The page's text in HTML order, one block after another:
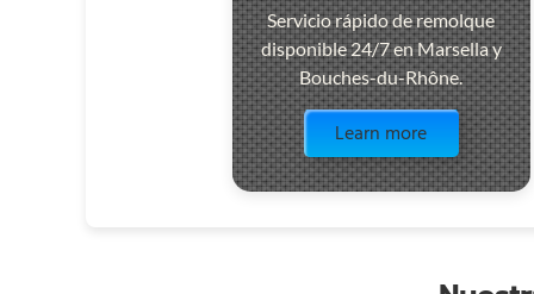
Servicio rápido de remolque
disponible 24/7 en Marsella y
Bouches-du-Rhône.
Learn more